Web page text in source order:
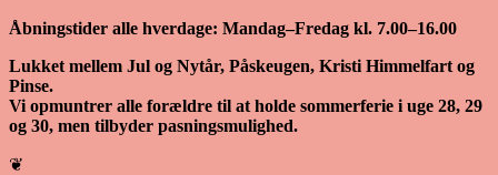
Åbningstider alle hverdage: Mandag–Fredag kl. 7.00–16.00
Lukket mellem Jul og Nytår, Påskeugen, Kristi Himmelfart og
Pinse.
Vi opmuntrer alle forældre til at holde sommerferie i uge 28, 29
og 30, men tilbyder pasningsmulighed.
❦